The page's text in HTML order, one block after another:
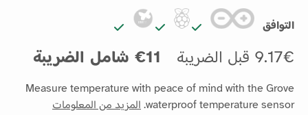
التوافق
9.17€ قبل الضريبة 11€ شامل الضريبة
Measure temperature with peace of mind with the Grove
waterproof temperature sensor. المزيد من المعلومات